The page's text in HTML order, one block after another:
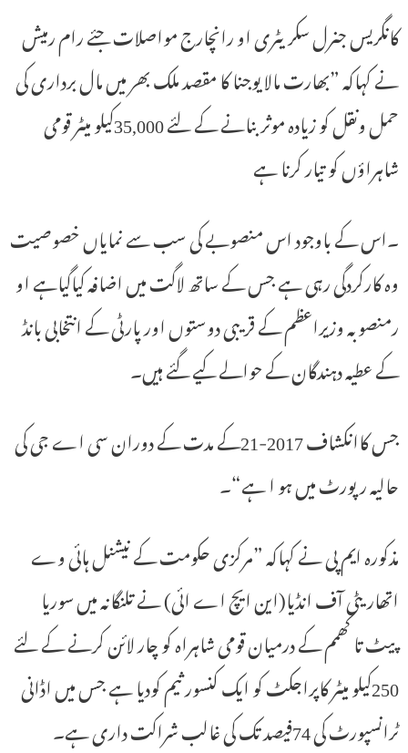
کانگریس جنرل سکریٹری او رانچارج مواصلات جئے رام رمیش
نے کہاکہ ”بھارت مالا یوجنا کا مقصد ملک بھر میں مال برداری کی
حمل ونقل کو زیادہ موثر بنانے کے لئے 35,000کیلو میٹر قومی
شاہراؤں کو تیار کرنا ہے
۔اس کے باوجود اس منصوبے کی سب سے نمایاں خصوصیت
وہ کارکردگی رہی ہے جس کے ساتھ لاگت میں اضافہ کیاگیاہے او
رمنصوبہ وزیراعظم کے قریبی دوستوں اور پارٹی کے انتخابی بانڈ
کے عطیہ دہندگان کے حوالے کیے گئے ہیں۔
جس کاانکشاف 2017-21کے مدت کے دوران سی اے جی کی
حالیہ رپورٹ میں ہو ا ہے“۔
مذکورہ ایم پی نے کہاکہ ”مرکزی حکومت کے نیشنل ہائی وے
اتھاریٹی آف انڈیا(این ایچ اے ائی) نے تلنگانہ میں سوریا
پیٹ تا کھمم کے درمیان قومی شاہراہ کو چار لائن کرنے کے لئے
250کیلو میٹر کاپراجکٹ کو ایک کنسور ثیم کودیا ہے جس میں اڈانی
ٹرانسپورٹ کی 74فیصد تک کی غالب شراکت داری ہے۔